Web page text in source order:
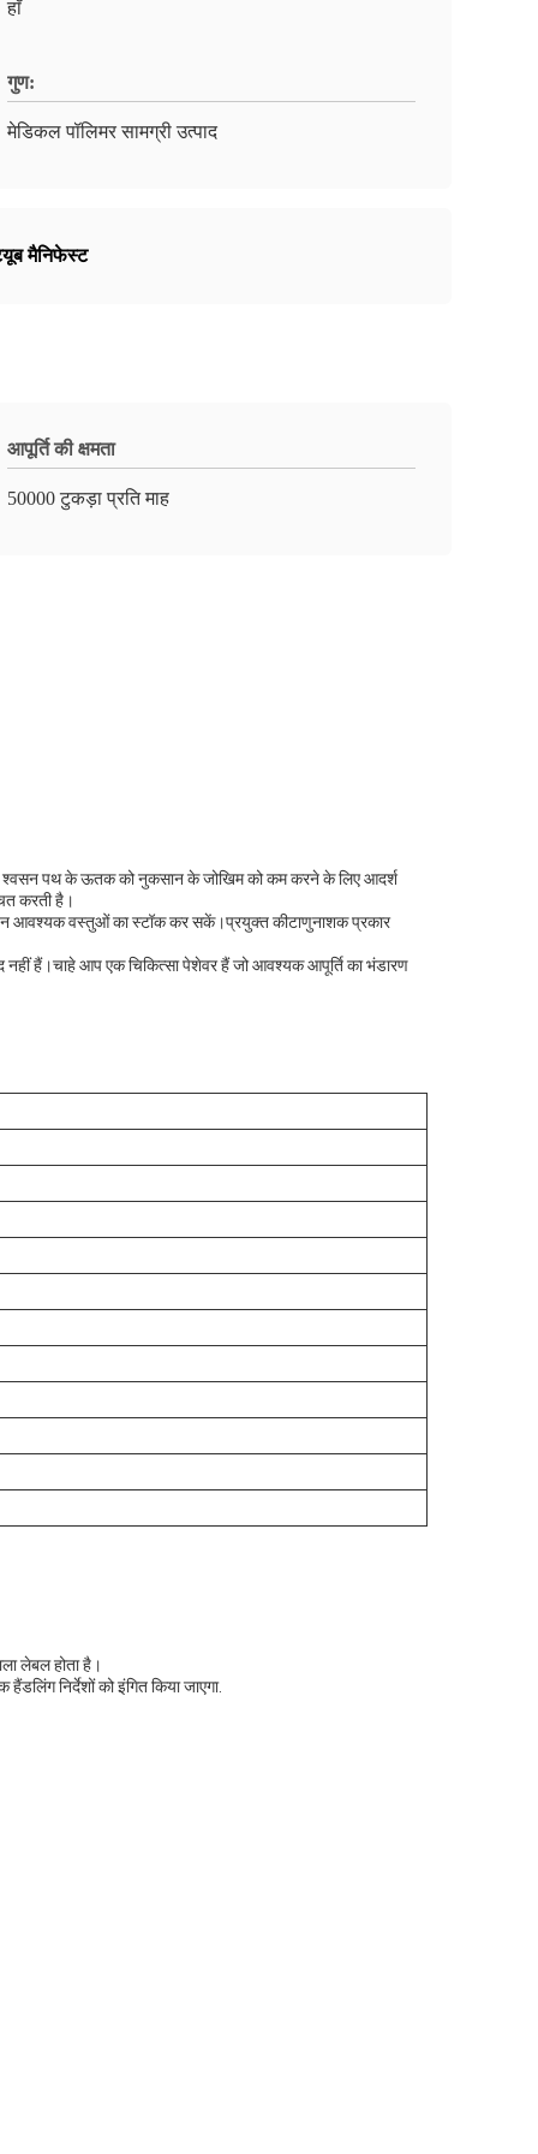
हाँ
गुण:
मेडिकल पॉलिमर सामग्री उत्पाद
मैनिफेस्ट
आपूर्ति की क्षमता
50000 टुकड़ा प्रति माह
श्वसन पथ के ऊतक को नुकसान के जोखिम को कम करने के लिए आदर्श
करती है।
इन आवश्यक वस्तुओं का स्टॉक कर सकें।प्रयुक्त कीटाणुनाशक प्रकार
नहीं हैं।चाहे आप एक चिकित्सा पेशेवर हैं जो आवश्यक आपूर्ति का भंडारण
लेबल होता है।
निर्देशों को इंगित किया जाएगा.